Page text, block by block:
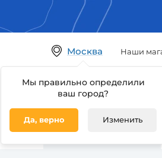
Москва
Мы правильно определили
ваш город?
Да, верно Изменить
Наши
Гипермаркет товаров для
Освещение для дома